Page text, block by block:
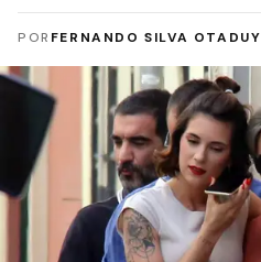
POR FERNANDO SILVA OTADUY